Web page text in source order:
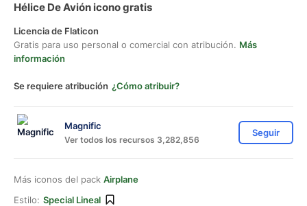
Hélice De Avión icono gratis
Licencia de Flaticon
Gratis para uso personal o comercial con atribución. Más
información
Se requiere atribución ¿Cómo atribuir?
Magnific
Ver todos los recursos 3,282,856
Seguir
Más iconos del pack Airplane
Estilo: Special Lineal